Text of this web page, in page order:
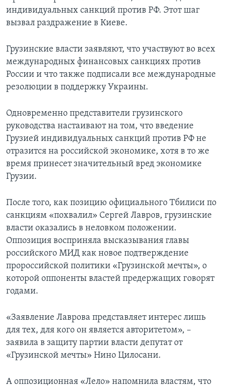
индивидуальных санкций против РФ. Этот шаг
вызвал раздражение в Киеве.
Грузинские власти заявляют, что участвуют во всех
международных финансовых санкциях против
России и что также подписали все международные
резолюции в поддержку Украины.
Одновременно представители грузинского
руководства настаивают на том, что введение
Грузией индивидуальных санкций против РФ не
отразится на российской экономике, хотя в то же
время принесет значительный вред экономике
Грузии.
После того, как позицию официального Тбилиси по
санкциям «похвалил» Сергей Лавров, грузинские
власти оказались в неловком положении.
Оппозиция восприняла высказывания главы
российского МИД как новое подтверждение
пророссийской политики «Грузинской мечты», о
которой оппоненты властей предержащих говорят
годами.
«Заявление Лаврова представляет интерес лишь
для тех, для кого он является авторитетом», –
заявила в защиту партии власти депутат от
«Грузинской мечты» Нино Цилосани.
А оппозиционная «Лело» напомнила властям, что